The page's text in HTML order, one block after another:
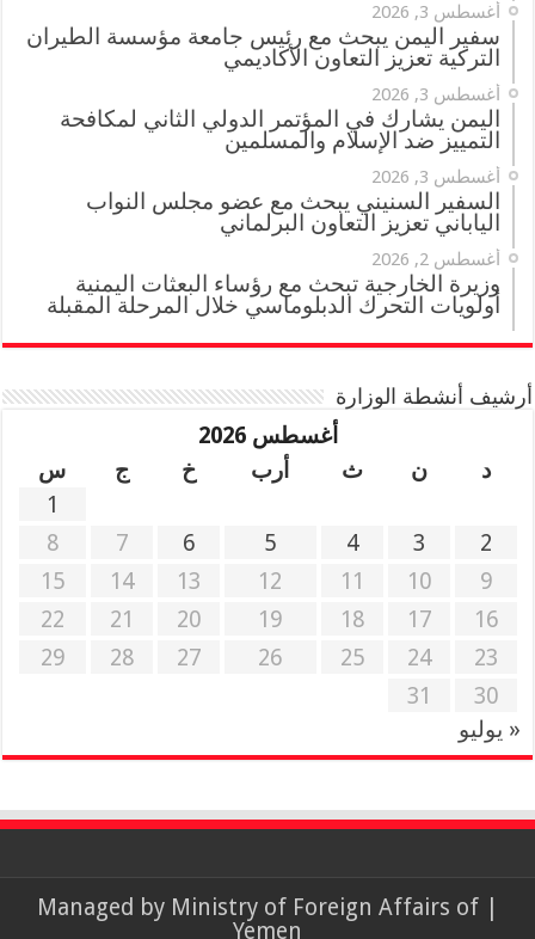
أغسطس 3, 2026
سفير اليمن يبحث مع رئيس جامعة مؤسسة الطيران
التركية تعزيز التعاون الأكاديمي
أغسطس 3, 2026
اليمن يشارك في المؤتمر الدولي الثاني لمكافحة
التمييز ضد الإسلام والمسلمين
أغسطس 3, 2026
السفير السنيني يبحث مع عضو مجلس النواب
الياباني تعزيز التعاون البرلماني
أغسطس 2, 2026
وزيرة الخارجية تبحث مع رؤساء البعثات اليمنية
أولويات التحرك الدبلوماسي خلال المرحلة المقبلة
أرشيف أنشطة الوزارة
أغسطس 2026
د
ن ث أرب خ ج
س
1
2
3
4
5
6
7
8
9
10
11
12
13
14
15
16
17
18
19
20
21
22
23
24
25
26
27
28
29
30
31
« يوليو
Ministry of Foreign Affairs of
Yemen